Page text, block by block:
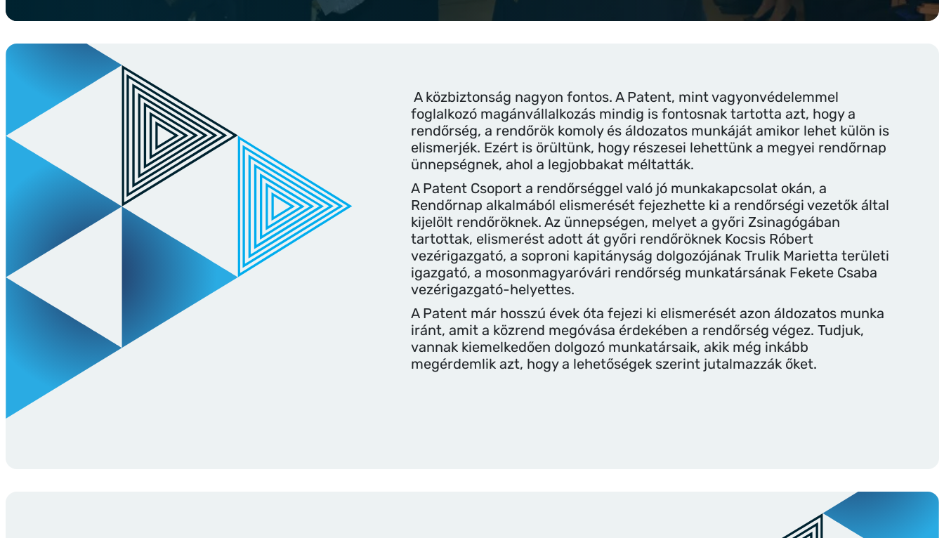
A közbiztonság nagyon fontos. A Patent, mint vagyonvédelemmel
foglalkozó magánvállalkozás mindig is fontosnak tartotta azt, hogy a
rendőrség, a rendőrök komoly és áldozatos munkáját amikor lehet külön is
elismerjék. Ezért is örültünk, hogy részesei lehettünk a megyei rendőrnap
ünnepségnek, ahol a legjobbakat méltatták.
A Patent Csoport a rendőrséggel való jó munkakapcsolat okán, a
Rendőrnap alkalmából elismerését fejezhette ki a rendőrségi vezetők által
kijelölt rendőröknek. Az ünnepségen, melyet a győri Zsinagógában
tartottak, elismerést adott át győri rendőröknek Kocsis Róbert
vezérigazgató, a soproni kapitányság dolgozójának Trulik Marietta területi
igazgató, a mosonmagyaróvári rendőrség munkatársának Fekete Csaba
vezérigazgató-helyettes.
A Patent már hosszú évek óta fejezi ki elismerését azon áldozatos munka
iránt, amit a közrend megóvása érdekében a rendőrség végez. Tudjuk,
vannak kiemelkedően dolgozó munkatársaik, akik még inkább
megérdemlik azt, hogy a lehetőségek szerint jutalmazzák őket.